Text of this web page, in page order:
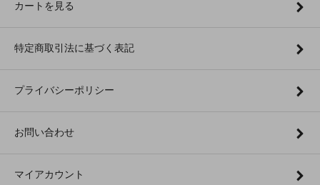
カートを見る
特定商取引法に基づく表記
プライバシーポリシー
お問い合わせ
マイアカウント